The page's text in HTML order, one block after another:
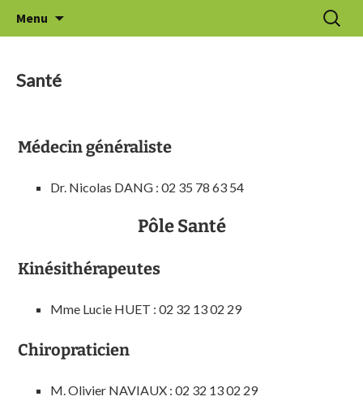
Le Thuit de l'Oison
Menu
Santé
Médecin généraliste
Dr. Nicolas DANG : 02 35 78 63 54
Pôle Santé
Kinésithérapeutes
Mme Lucie HUET : 02 32 13 02 29
Chiropraticien
M. Olivier NAVIAUX : 02 32 13 02 29